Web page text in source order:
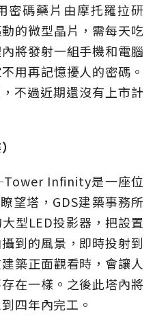
密碼藥片由摩托羅拉研
的微型晶片，需每天吃
將發射一組手機和電腦
用再記憶擾人的密碼。
不過近期還沒有上市計
Infinity是一座位
望塔，GDS建築事務所
型LED投影器，把設置
到的風景，即時投射到
築正面觀看時，會讓人
在一樣。之後此塔內將
四年內完工。